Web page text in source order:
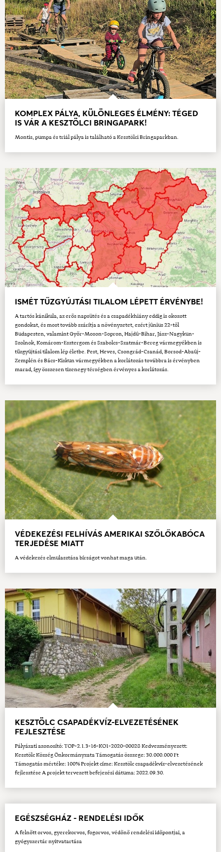
KOMPLEX PÁLYA, KÜLÖNLEGES ÉLMÉNY: TÉGED
IS VÁR A KESZTÖLCI BRINGAPARK!
Montis, pumpa és triál pálya is található a Kesztölci Bringaparkban.
ISMÉT TŰZGYÚJTÁSI TILALOM LÉPETT ÉRVÉNYBE!
A tartós kánikula, az erős napsütés és a csapadékhiány eddig is okozott
gondokat, és most tovább szárítja a növényzetet, ezért június 22-től
Budapesten, valamint Győr-Moson-Sopron, Hajdú-Bihar, Jász-Nagykun-
Szolnok, Komárom-Esztergom és Szabolcs-Szatmár-Bereg vármegyékben is
tűzgyújtási tilalom lép életbe. Pest, Heves, Csongrád-Csanád, Borsod-Abaúj-
Zemplén és Bács-Kiskun vármegyékben a korlátozás továbbra is érvényben
marad, így összesen tizenegy térségben érvényes a korlátozás.
VÉDEKEZÉSI FELHÍVÁS AMERIKAI SZŐLŐKABÓCA
TERJEDÉSE MIATT
A védekezés elmulasztása bírságot vonhat maga után.
KESZTÖLC CSAPADÉKVÍZ-ELVEZETÉSÉNEK
FEJLESZTÉSE
Pályázati azonosító: TOP-2.1.3-16-KO1-2020-00028 Kedvezményezett:
Kesztölc Község Önkormányzata Támogatás összege: 30.000.000 Ft
Támogatás mértéke: 100% Projekt címe: Kesztölc csapadékvíz-elvezetésének
fejlesztése A projekt tervezett befejezési dátuma: 2022.09.30.
EGÉSZSÉGHÁZ - RENDELÉSI IDŐK
A felnőtt orvos, gyerekorvos, fogorvos, védőnő rendelési időpontjai, a
gyógyszertár nyitvatartása